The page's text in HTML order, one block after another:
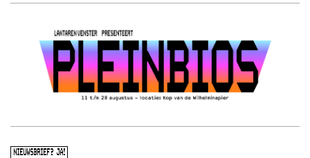
NIEUWSBRIEF? JA!